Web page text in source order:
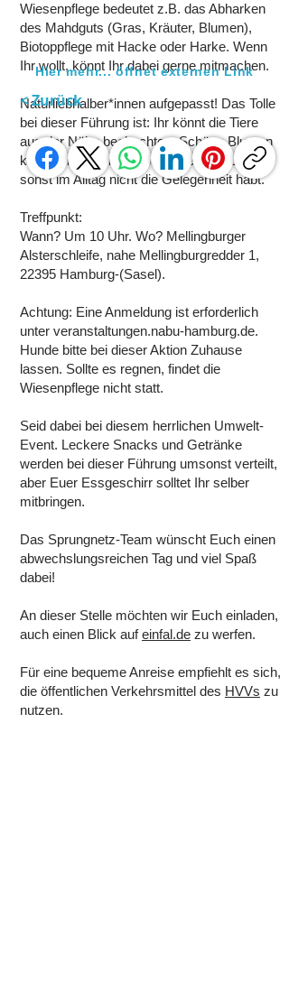
Wiesenpflege bedeutet z.B. das Abharken
des Mahdguts (Gras, Kräuter, Blumen),
Biotoppflege mit Hacke oder Harke. Wenn
Ihr wollt, könnt Ihr dabei gerne mitmachen.
Naturliebhalber*innen aufgepasst! Das Tolle
bei dieser Führung ist: Ihr könnt die Tiere
aus der Nähe beobachten. Schöne Blumen
könnt Ihr sehen und fotografieren, wozu Ihr
sonst im Alltag nicht die Gelegenheit habt.
Treffpunkt:
Wann? Um 10 Uhr. Wo? Mellingburger
Alsterschleife, nahe Mellingburgredder 1,
22395 Hamburg-(Sasel).
Achtung: Eine Anmeldung ist erforderlich
unter veranstaltungen.nabu-hamburg.de.
Hunde bitte bei dieser Aktion Zuhause
lassen. Sollte es regnen, findet die
Wiesenpflege nicht statt.
Seid dabei bei diesem herrlichen Umwelt-
Event. Leckere Snacks und Getränke
werden bei dieser Führung umsonst verteilt,
aber Euer Essgeschirr solltet Ihr selber
mitbringen.
Das Sprungnetz-Team wünscht Euch einen
abwechslungsreichen Tag und viel Spaß
dabei!
An dieser Stelle möchten wir Euch einladen,
auch einen Blick aufeinfal.de zu werfen.
Für eine bequeme Anreise empfiehlt es sich,
die öffentlichen Verkehrsmittel des HVVs zu
nutzen.
Hier mehr... öffnet externen Link
< Zurück